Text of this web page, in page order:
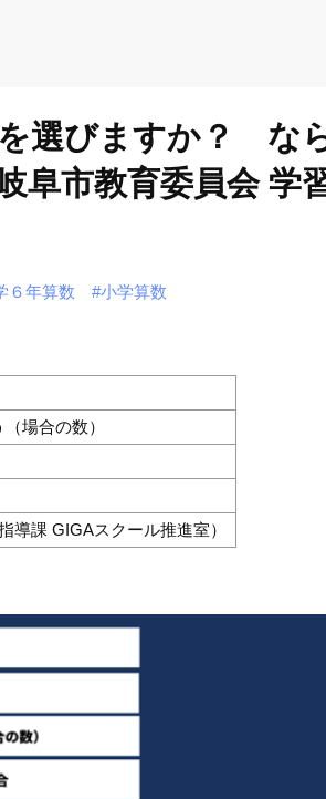
びますか？ なら
阜市教育委員会
６年算数 #小学算数
場合の数）
導課 GIGAスクール推進室）